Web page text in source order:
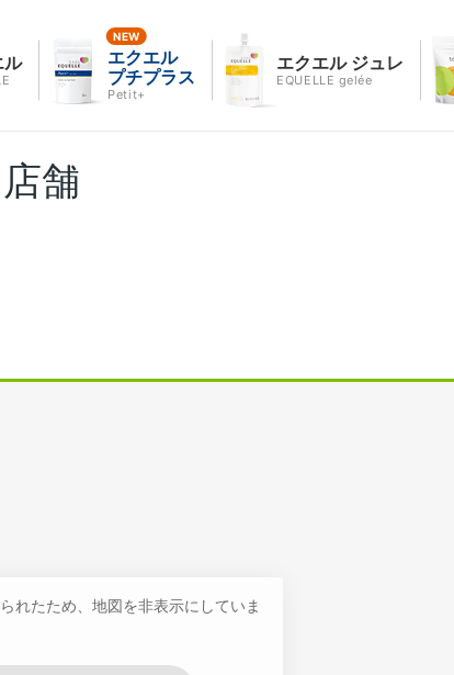
ル
エクエル
プチプラス
Petit+
エクエル ジュレ
EQUELLE gelée
舗
れたため、地図を非表示にしていま